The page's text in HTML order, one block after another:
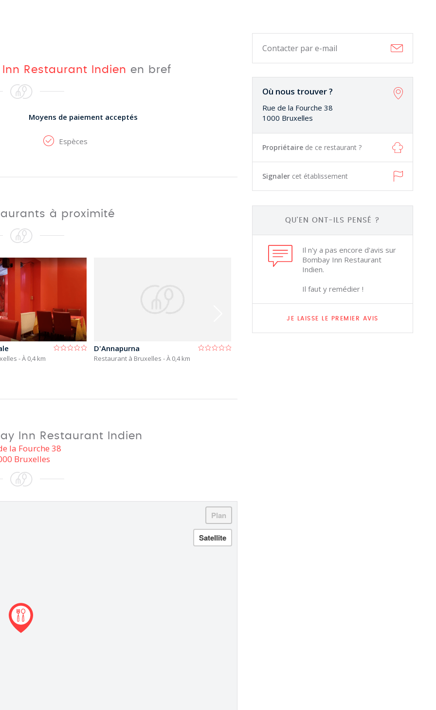
Contacter par e-mail
Où nous trouver ?
Rue de la Fourche 38
1000 Bruxelles
Propriétaire de ce restaurant ?
Signaler cet établissement
QU'EN ONT-ILS PENSÉ ?
Il n'y a pas encore d'avis sur
Bombay Inn Restaurant
Indien.
Il faut y remédier !
JE LAISSE LE PREMIER AVIS
Restaurant Indien en bref
Moyens de paiement acceptés
Espèces
à proximité
- À 0,4 km
D'Annapurna
Restaurant à Bruxelles - À 0,4 km
Inn Restaurant Indien
la Fourche 38
Bruxelles